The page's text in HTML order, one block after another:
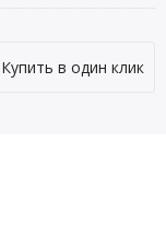
Купить в один клик